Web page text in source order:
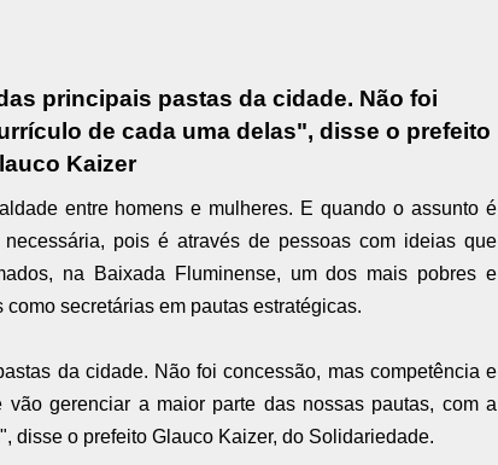
principais pastas da cidade. Não foi
de cada uma delas", disse o prefeito
Kaizer
entre homens e mulheres. E quando o assunto é
pois é através de pessoas com ideias que
na Baixada Fluminense, um dos mais pobres e
secretárias em pautas estratégicas.
da cidade. Não foi concessão, mas competência e
gerenciar a maior parte das nossas pautas, com a
disse o prefeito Glauco Kaizer, do Solidariedade.